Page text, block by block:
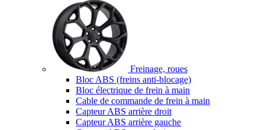
Freinage, roues
Bloc ABS (freins anti-blocage)
Bloc électrique de frein à main
Cable de commande de frein à main
Capteur ABS arrière droit
Capteur ABS arrière gauche